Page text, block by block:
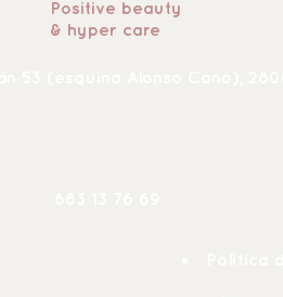
Positive beauty
& hyper care